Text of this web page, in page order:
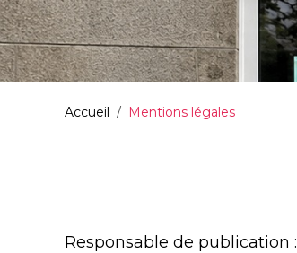
Accueil Mentions légales
Responsable de publication :